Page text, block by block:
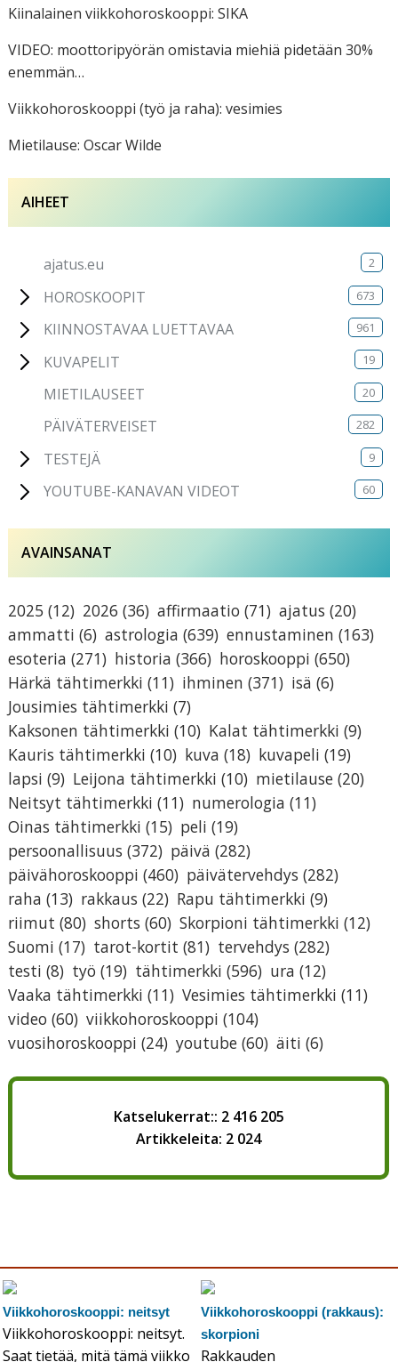
Kiinalainen viikkohoroskooppi: SIKA
VIDEO: moottoripyörän omistavia miehiä pidetään 30%
enemmän…
Viikkohoroskooppi (työ ja raha): vesimies
Mietilause: Oscar Wilde
AIHEET
ajatus.eu 2
HOROSKOOPIT 673
KIINNOSTAVAA LUETTAVAA 961
KUVAPELIT 19
MIETILAUSEET 20
PÄIVÄTERVEISET 282
TESTEJÄ 9
YOUTUBE-KANAVAN VIDEOT 60
AVAINSANAT
2025 (12) 2026 (36) affirmaatio (71) ajatus (20)
ammatti (6) astrologia (639) ennustaminen (163)
esoteria (271) historia (366) horoskooppi (650)
Härkä tähtimerkki (11) ihminen (371) isä (6)
Jousimies tähtimerkki (7)
Kaksonen tähtimerkki (10) Kalat tähtimerkki (9)
Kauris tähtimerkki (10) kuva (18) kuvapeli (19)
lapsi (9) Leijona tähtimerkki (10) mietilause (20)
Neitsyt tähtimerkki (11) numerologia (11)
Oinas tähtimerkki (15) peli (19)
persoonallisuus (372) päivä (282)
päivähoroskooppi (460) päivätervehdys (282)
raha (13) rakkaus (22) Rapu tähtimerkki (9)
riimut (80) shorts (60) Skorpioni tähtimerkki (12)
Suomi (17) tarot-kortit (81) tervehdys (282)
testi (8) työ (19) tähtimerkki (596) ura (12)
Vaaka tähtimerkki (11) Vesimies tähtimerkki (11)
video (60) viikkohoroskooppi (104)
vuosihoroskooppi (24) youtube (60) äiti (6)
Katselukerrat:: 2 416 205
Artikkeleita: 2 024
Viikkohoroskooppi: neitsyt
Viikkohoroskooppi: neitsyt.
Saat tietää, mitä tämä viikko
Viikkohoroskooppi (rakkaus):
skorpioni
Rakkauden